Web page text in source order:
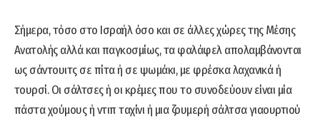
Σήμερα, τόσο στο Ισραήλ όσο και σε άλλες χώρες της Μέσης
Ανατολής αλλά και παγκοσμίως, τα φαλάφελ απολαμβάνονται
ως σάντουιτς σε πίτα ή σε ψωμάκι, με φρέσκα λαχανικά ή
τουρσί. Οι σάλτσες ή οι κρέμες που το συνοδεύουν είναι μία
πάστα χούμους ή ντιπ ταχίνι ή μια ζουμερή σάλτσα γιαουρτιού